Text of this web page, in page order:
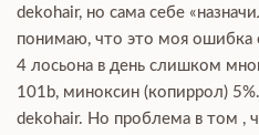
dekohair, но сама себе
понимаю, что это моя ошибка
4 лосьона в день слишком
101b, миноксин (копиррол)
dekohair. Но проблема в том ,